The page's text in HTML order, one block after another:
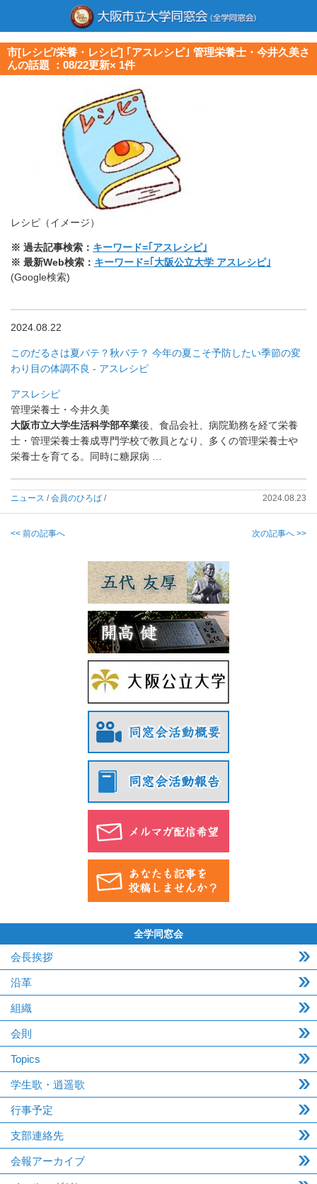
市[レシピ/栄養・レシピ] ｢アスレシピ｣ 管理栄養士・今井久美さ
んの話題 ：08/22更新× 1件
レシピ（イメージ）
※ 過去記事検索： キーワード=｢アスレシピ｣
※ 最新Web検索： キーワード=｢大阪公立大学 アスレシピ｣
(Google検索)
2024.08.22
このだるさは夏バテ？秋バテ？ 今年の夏こそ予防したい季節の変
わり目の体調不良 - アスレシピ
アスレシピ
管理栄養士・今井久美
大阪市立大学生活科学部卒業後、食品会社、 病院勤務を経て栄養
士・管理栄養士養成専門学校で教員となり、 多くの管理栄養士や
栄養士を育てる。同時に糖尿病 …
ニュース /会員のひろば / 2024.08.23
<< 前の記事へ 次の記事へ >>
全学同窓会
会長挨拶
沿革
組織
会則
Topics
学生歌・逍遥歌
行事予定
支部連絡先
会報アーカイブ